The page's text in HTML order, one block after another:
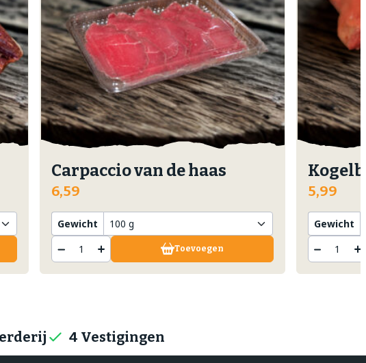
Carpaccio van de haas
6,59
Gewicht
Toevoegen
5,99
Gewicht
4 Vestigingen